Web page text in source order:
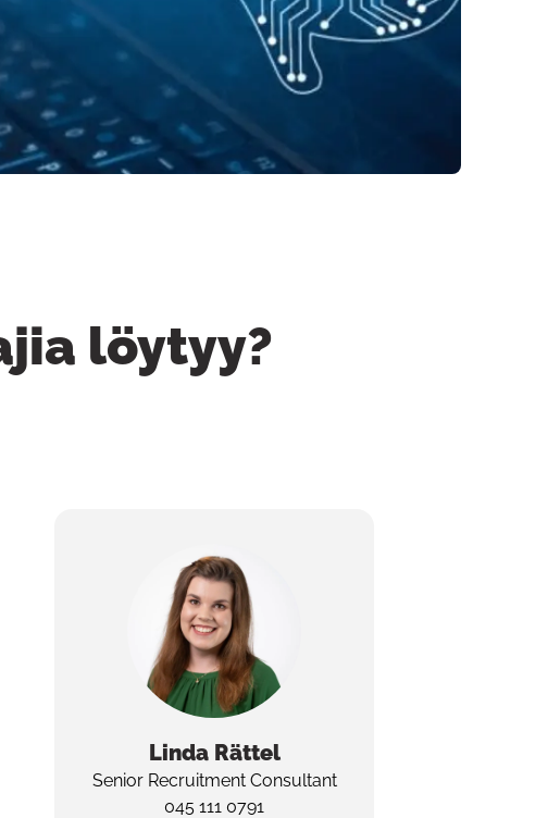
löytyy?
Linda Rättel
Senior Recruitment Consultant
045 111 0791